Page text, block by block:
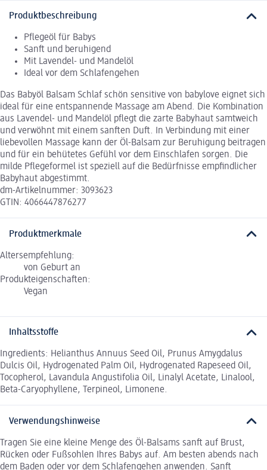
Produktbeschreibung
Pflegeöl für Babys
Sanft und beruhigend
Mit Lavendel- und Mandelöl
Ideal vor dem Schlafengehen
Das Babyöl Balsam Schlaf schön sensitive von babylove eignet sich
ideal für eine entspannende Massage am Abend. Die Kombination
aus Lavendel- und Mandelöl pflegt die zarte Babyhaut samtweich
und verwöhnt mit einem sanften Duft. In Verbindung mit einer
liebevollen Massage kann der Öl-Balsam zur Beruhigung beitragen
und für ein behütetes Gefühl vor dem Einschlafen sorgen. Die
milde Pflegeformel ist speziell auf die Bedürfnisse empfindlicher
Babyhaut abgestimmt.
dm-Artikelnummer: 3093623
GTIN: 4066447876277
Produktmerkmale
Altersempfehlung:
von Geburt an
Produkteigenschaften:
Vegan
Inhaltsstoffe
Ingredients: Helianthus Annuus Seed Oil, Prunus Amygdalus
Dulcis Oil, Hydrogenated Palm Oil, Hydrogenated Rapeseed Oil,
Tocopherol, Lavandula Angustifolia Oil, Linalyl Acetate, Linalool,
Beta-Caryophyllene, Terpineol, Limonene.
Verwendungshinweise
Tragen Sie eine kleine Menge des Öl-Balsams sanft auf Brust,
Rücken oder Fußsohlen Ihres Babys auf. Am besten abends nach
dem Baden oder vor dem Schlafengehen anwenden. Sanft